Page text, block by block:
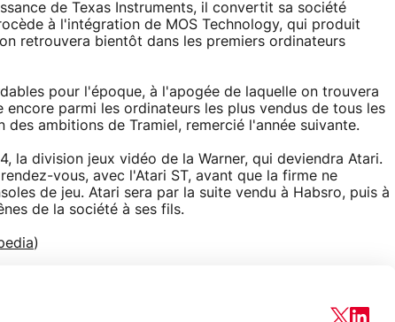
de Texas Instruments, il convertit sa société
à l'intégration de MOS Technology, qui produit
retrouvera bientôt dans les premiers ordinateurs
pour l'époque, à l'apogée de laquelle on trouvera
parmi les ordinateurs les plus vendus de tous les
ambitions de Tramiel, remercié l'année suivante.
la division jeux vidéo de la Warner, qui deviendra Atari.
vous, avec l'Atari ST, avant que la firme ne
de jeu. Atari sera par la suite vendu à Habsro, puis à
de la société à ses fils.
)